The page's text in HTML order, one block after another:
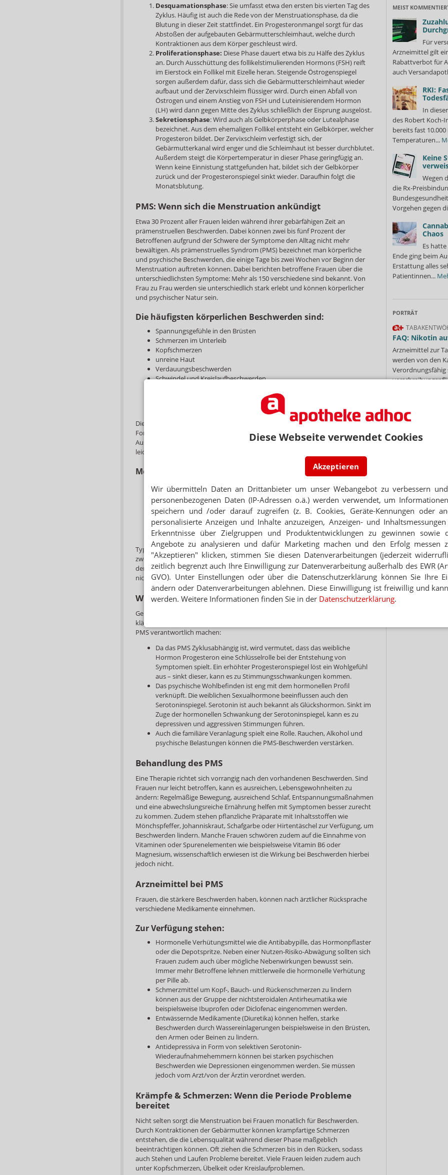
Diese Webseite verwendet Cookies
Akzeptieren
Wir übermitteln Daten an Drittanbieter um unser Webangebot zu verbessern
personenbezogenen Daten (IP-Adressen o.ä.) werden verwendet, um
speichern und /oder darauf zugreifen (z. B. Cookies, Geräte-Kennungen oder
personalisierte Anzeigen und Inhalte anzuzeigen, Anzeigen- und
Erkenntnisse über Zielgruppen und Produktentwicklungen zu gewinnen sowie
Angebote zu analysieren und dafür Marketing machen und den Erfolg messen
"Akzeptieren" klicken, stimmen Sie diesen Datenverarbeitungen (jederzeit
zeitlich begrenzt auch Ihre Einwilligung zur Datenverarbeitung außerhalb des EWR
GVO). Unter Einstellungen oder über die Datenschutzerklärung können Sie Ihre
ändern oder Datenverarbeitungen ablehnen. Diese Einwilligung ist freiwillig und
werden. Weitere Informationen finden Sie in der Datenschutzerklärung.
Desquamationsphase: Sie umfasst etwa den ersten bis vierten Tag des
Zyklus. Häufig ist auch die Rede von der Menstruationsphase, da die
Blutung in dieser Zeit stattfindet. Ein Progesteronmangel sorgt für das
Abstoßen der aufgebauten Gebärmutterschleimhaut, welche durch
Kontraktionen aus dem Körper geschleust wird.
Proliferationsphase: Diese Phase dauert etwa bis zu Hälfe des Zyklus
an. Durch Ausschüttung des follikelstimulierenden Hormons (FSH) reift
im Eierstock ein Follikel mit Eizelle heran. Steigende Östrogenspiegel
sorgen außerdem dafür, dass sich die Gebärmutterschleimhaut wieder
aufbaut und der Zervixschleim flüssiger wird. Durch einen Abfall von
Östrogen und einem Anstieg von FSH und Luteinisierendem Hormon
(LH) wird dann gegen Mitte des Zyklus schließlich der Eisprung ausgelöst.
Sekretionsphase: Wird auch als Gelbkörperphase oder Lutealphase
bezeichnet. Aus dem ehemaligen Follikel entsteht ein Gelbkörper, welcher
Progesteron bildet. Der Zervixschleim verfestigt sich, der
Gebärmutterkanal wird enger und die Schleimhaut ist besser durchblutet.
Außerdem steigt die Körpertemperatur in dieser Phase geringfügig an.
Wenn keine Einnistung stattgefunden hat, bildet sich der Gelbkörper
zurück und der Progesteronspiegel sinkt wieder. Daraufhin folgt die
Monatsblutung.
PMS: Wenn sich die Menstruation ankündigt
Etwa 30 Prozent aller Frauen leiden während ihrer gebärfähigen Zeit an
prämenstruellen Beschwerden. Dabei können zwei bis fünf Prozent der
Betroffenen aufgrund der Schwere der Symptome den Alltag nicht mehr
bewältigen. Als prämenstruelles Syndrom (PMS) bezeichnet man körperliche
und psychische Beschwerden, die einige Tage bis zwei Wochen vor Beginn der
Menstruation auftreten können. Dabei berichten betroffene Frauen über die
unterschiedlichsten Symptome: Mehr als 150 verschiedene sind bekannt. Von
Frau zu Frau werden sie unterschiedlich stark erlebt und können körperlicher
und psychischer Natur sein.
Die häufigsten körperlichen Beschwerden sind:
Spannungsgefühle in den Brüsten
Schmerzen im Unterleib
Kopfschmerzen
unreine Haut
Verdauungsbeschwerden
Schwindel und Kreislaufbeschwerden
Wassereinlagerungen im gesamten Körper
Die prämenstruelle dysphorische Störung (PMSD) ist eine besonders schwere
Form des PMS. Betroffene Frauen leiden sehr unter den psychischen
Auswirkungen, so sind sie in den Tagen vor der Menstruation ungewöhnlich
leicht reizbar, weinerlich oder stark depressiv.
Mögliche psychische Symptome:
Stimmungsschwankungen
Traurigkeit
Reizbarkeit
Konzentrationsschwäche
Aggressionen
Selbstzweifel
Typisch ist, dass die Beschwerden mit dem Einsetzen der Blutung oder ein bis
zwei Tage danach verschwinden. Bei Schwangeren kommt das PMS aufgrund
der Hormonumstellung nicht vor. Auch Frauen nach den Wechseljahren leiden
nicht mehr am PMS.
Wie kommt es zum PMS?
Genaue Ursachen des PMS konnten Fachleute bis heute nicht abschließend
klären. Es stehen aber Vermutungen im Raum, die mehrere Auslöser für das
PMS verantwortlich machen:
Da das PMS Zyklusabhängig ist, wird vermutet, dass das weibliche
Hormon Progesteron eine Schlüsselrolle bei der Entstehung von
Symptomen spielt. Ein erhöhter Progesteronspiegel löst ein Wohlgefühl
aus – sinkt dieser, kann es zu Stimmungsschwankungen kommen.
Das psychische Wohlbefinden ist eng mit dem hormonellen Profil
verknüpft. Die weiblichen Sexualhormone beeinflussen auch den
Serotoninspiegel. Serotonin ist auch bekannt als Glückshormon. Sinkt im
Zuge der hormonellen Schwankung der Serotoninspiegel, kann es zu
depressiven und aggressiven Stimmungen führen.
Auch die familiäre Veranlagung spielt eine Rolle. Rauchen, Alkohol und
psychische Belastungen können die PMS-Beschwerden verstärken.
Behandlung des PMS
Eine Therapie richtet sich vorrangig nach den vorhandenen Beschwerden. Sind
Frauen nur leicht betroffen, kann es ausreichen, Lebensgewohnheiten zu
ändern: Regelmäßige Bewegung, ausreichend Schlaf, Entspannungsmaßnahmen
und eine abwechslungsreiche Ernährung helfen mit Symptomen besser zurecht
zu kommen. Zudem stehen pflanzliche Präparate mit Inhaltsstoffen wie
Mönchspfeffer, Johanniskraut, Schafgarbe oder Hirtentäschel zur Verfügung, um
Beschwerden lindern. Manche Frauen schwören zudem auf die Einnahme von
Vitaminen oder Spurenelementen wie beispielsweise Vitamin B6 oder
Magnesium, wissenschaftlich erwiesen ist die Wirkung bei Beschwerden hierbei
jedoch nicht.
Arzneimittel bei PMS
Frauen, die stärkere Beschwerden haben, können nach ärztlicher Rücksprache
verschiedene Medikamente einnehmen.
Zur Verfügung stehen:
Hormonelle Verhütungsmittel wie die Antibabypille, das Hormonpflaster
oder die Depotspritze. Neben einer Nutzen-Risiko-Abwägung sollten sich
Frauen zudem auch über mögliche Nebenwirkungen bewusst sein.
Immer mehr Betroffene lehnen mittlerweile die hormonelle Verhütung
per Pille ab.
Schmerzmittel um Kopf-, Bauch- und Rückenschmerzen zu lindern
können aus der Gruppe der nichtsteroidalen Antirheumatika wie
beispielsweise Ibuprofen oder Diclofenac eingenommen werden.
Entwässernde Medikamente (Diuretika) können helfen, starke
Beschwerden durch Wassereinlagerungen beispielsweise in den Brüsten,
den Armen oder Beinen zu lindern.
Antidepressiva in Form von selektiven Serotonin-
Wiederaufnahmehemmern können bei starken psychischen
Beschwerden wie Depressionen eingenommen werden. Sie müssen
jedoch vom Arzt/von der Ärztin verordnet werden.
Krämpfe & Schmerzen: Wenn die Periode Probleme
bereitet
Nicht selten sorgt die Menstruation bei Frauen monatlich für Beschwerden.
Durch Kontraktionen der Gebärmutter können krampfartige Schmerzen
entstehen, die die Lebensqualität während dieser Phase maßgeblich
beeinträchtigen können. Oft ziehen die Schmerzen bis in den Rücken, sodass
auch Stehen und Laufen Probleme bereitet. Viele Frauen leiden zudem auch
unter Kopfschmerzen, Übelkeit oder Kreislaufproblemen.
MEIST
Für
Arzneimittel gilt
Rabattverbot für
auch
RKI:
In
des Robert Koch-
bereits fast
Temperaturen...
Keine
Wegen
die Rx-
Vorgehen gegen
Chaos
Es
Ende ging beim
Erstattung alles
Patientinnen...
PORTRÄT
FAQ: Nikotin
Arzneimittel zur
werden von den